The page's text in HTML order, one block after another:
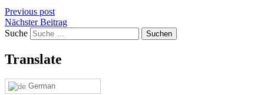
Previous post
Nächster Beitrag
Suche
Translate
German